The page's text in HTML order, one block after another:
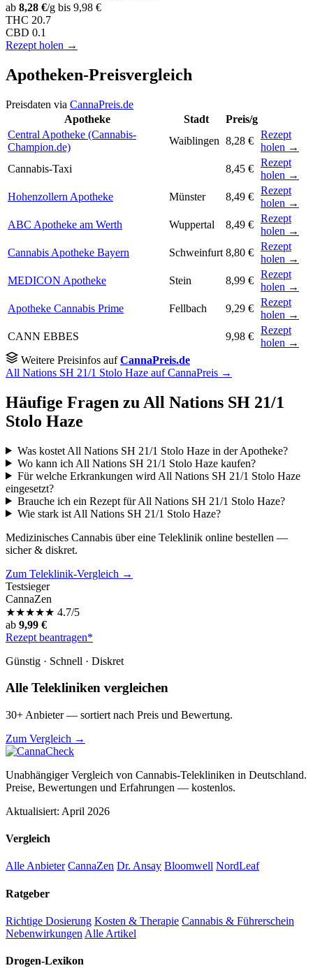
ab 8,28 €/g bis 9,98 €
THC 20.7
CBD 0.1
Rezept holen →
Apotheken-Preisvergleich
Preisdaten via CannaPreis.de
Apotheke
Stadt
Preis/g
Central Apotheke (Cannabis-
Champion.de)
Waiblingen 8,28 €
Rezept
holen →
Cannabis-Taxi
8,45 €
Rezept
holen →
Hohenzollern Apotheke
Münster 8,49 €
Rezept
holen →
ABC Apotheke am Werth
Wuppertal 8,49 €
Rezept
holen →
Cannabis Apotheke Bayern
Schweinfurt 8,80 €
Rezept
holen →
MEDICON Apotheke
Stein 8,99 €
Rezept
holen →
Apotheke Cannabis Prime
Fellbach 9,29 €
Rezept
holen →
CANN EBBES
9,98 €
Rezept
holen →
Weitere Preisinfos aufCannaPreis.de
All Nations SH 21/1 Stolo Haze auf CannaPreis →
Häufige Fragen zu All Nations SH 21/1
Stolo Haze
Was kostet All Nations SH 21/1 Stolo Haze in der Apotheke?
Wo kann ich All Nations SH 21/1 Stolo Haze kaufen?
Für welche Erkrankungen wird All Nations SH 21/1 Stolo Haze
eingesetzt?
Brauche ich ein Rezept für All Nations SH 21/1 Stolo Haze?
Wie stark ist All Nations SH 21/1 Stolo Haze?
Medizinisches Cannabis über eine Teleklinik online bestellen —
sicher & diskret.
Zum Teleklinik-Vergleich →
Testsieger
CannaZen
★★★★★ 4.7/5
ab 9,99 €
Rezept beantragen*
Günstig · Schnell · Diskret
Alle Telekliniken vergleichen
30+ Anbieter — sortiert nach Preis und Bewertung.
Zum Vergleich →
Unabhängiger Vergleich von Cannabis-Telekliniken in Deutschland.
Preise, Bewertungen und Erfahrungen — kostenlos.
Aktualisiert: April 2026
Vergleich
Alle Anbieter CannaZen Dr. Ansay Bloomwell NordLeaf
Ratgeber
Richtige Dosierung Kosten & Therapie Cannabis & Führerschein
Nebenwirkungen Alle Artikel
Drogen-Lexikon